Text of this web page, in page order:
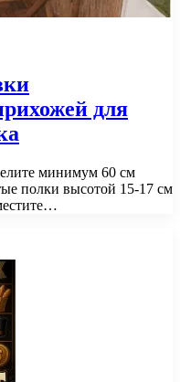
для
минимум 60 см
полки высотой 15-17 см